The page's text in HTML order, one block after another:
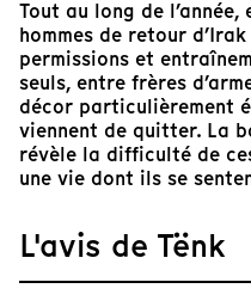
Tout au long de
hommes de retour
permissions et
seuls, entre frères
décor particulièrement
viennent de quitter. La
révèle la difficulté de
une vie dont ils se
L'avis de Tënk